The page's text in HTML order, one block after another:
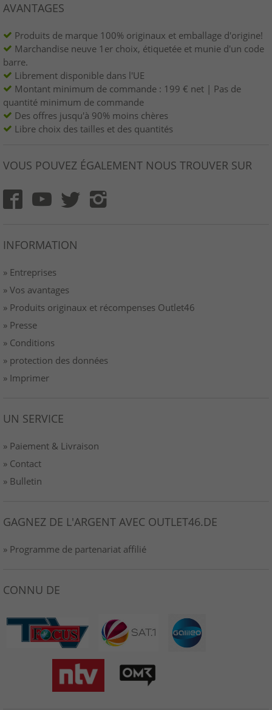
AVANTAGES
Produits de marque 100% originaux et emballage d'origine!
Marchandise neuve 1er choix, étiquetée et munie d'un code
barre.
Librement disponible dans l'UE
Montant minimum de commande : 199 € net | Pas de
quantité minimum de commande
Des offres jusqu'à 90% moins chères
Libre choix des tailles et des quantités
VOUS POUVEZ ÉGALEMENT NOUS TROUVER SUR
INFORMATION
» Entreprises
» Vos avantages
» Produits originaux et récompenses Outlet46
» Presse
» Conditions
» protection des données
» Imprimer
UN SERVICE
» Paiement & Livraison
» Contact
» Bulletin
GAGNEZ DE L'ARGENT AVEC OUTLET46.DE
» Programme de partenariat affilié
CONNU DE